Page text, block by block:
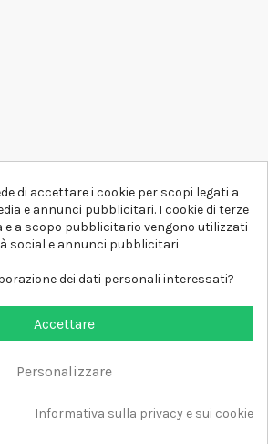
anche un messaggio importante.
t-shirt unica e di tendenza, di una felpa
un accessorio esclusivo,
D-SHIRT
ha
di accettare i cookie per scopi legati a
e annunci pubblicitari. I cookie di terze
e a scopo pubblicitario vengono utilizzati
social e annunci pubblicitari
dei dati personali interessati?
Accettare
Personalizzare
Informativa sulla privacy e sui cookie